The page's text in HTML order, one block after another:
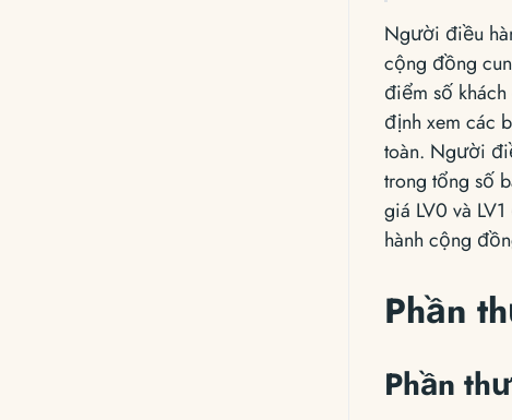
Người điều
cộng đồng
điểm số
định xem các
toàn. Người
trong tổng số
giá LV0 và
hành cộng
Phần
Phần